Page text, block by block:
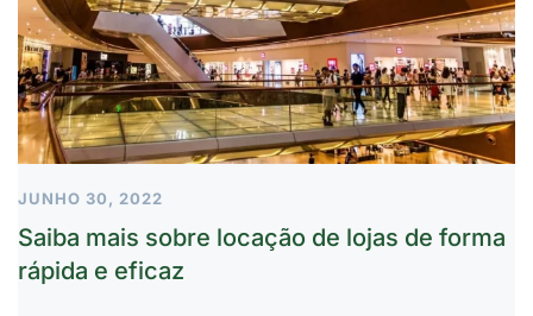
JUNHO 30, 2022
Saiba mais sobre locação de lojas de forma
rápida e eficaz